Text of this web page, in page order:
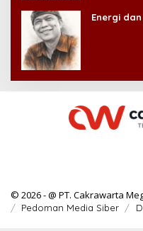
Energi
© 2026 - @ PT. Cakrawarta
Pedoman Media Siber